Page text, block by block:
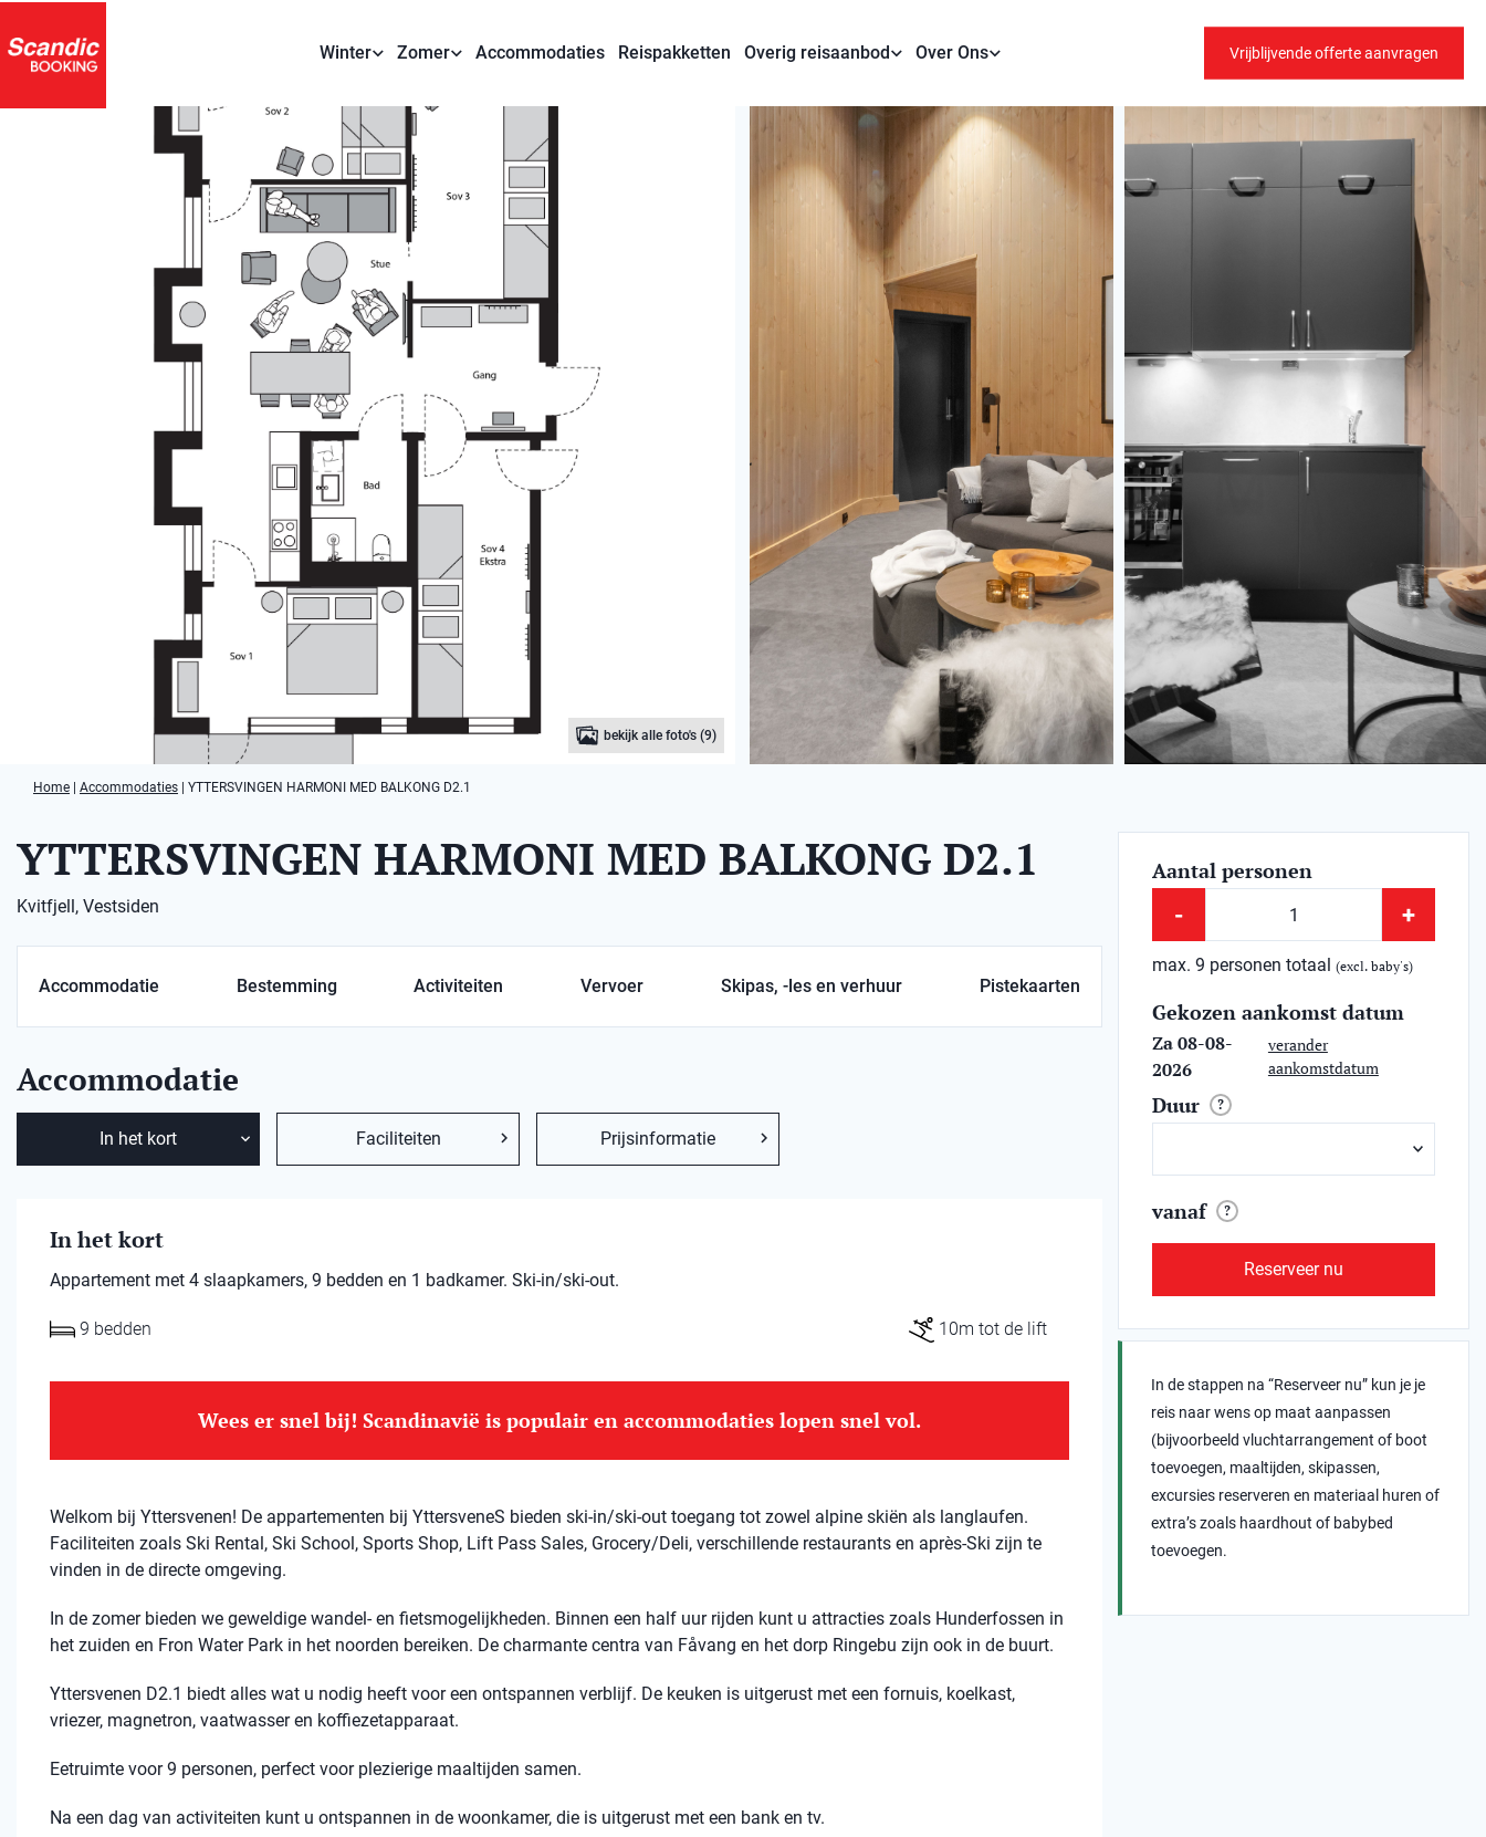
Winter Zomer Accommodaties Reispakketten Overig reisaanbod Over Ons Vrijblijvende offerte aanvragen
bekijk alle foto's (9)
Home Accommodaties YTTERSVINGEN HARMONI MED BALKONG D2.1
YTTERSVINGEN HARMONI MED BALKONG D2.1
Kvitfjell, Vestsiden
Accommodatie Bestemming Activiteiten Vervoer Skipas, -les en verhuur Pistekaarten
Accommodatie
In het kort Faciliteiten Prijsinformatie
In het kort
Appartement met 4 slaapkamers, 9 bedden en 1 badkamer. Ski-in/ski-out.
9 bedden 10m tot de lift
Wees er snel bij! Scandinavië is populair en accommodaties lopen snel vol.
Welkom bij Yttersvenen! De appartementen bij YttersveneS bieden ski-in/ski-out toegang tot zowel alpine skiën als langlaufen.
Faciliteiten zoals Ski Rental, Ski School, Sports Shop, Lift Pass Sales, Grocery/Deli, verschillende restaurants en après-Ski zijn te
vinden in de directe omgeving.
In de zomer bieden we geweldige wandel- en fietsmogelijkheden. Binnen een half uur rijden kunt u attracties zoals Hunderfossen in
het zuiden en Fron Water Park in het noorden bereiken. De charmante centra van Fåvang en het dorp Ringebu zijn ook in de buurt.
Yttersvenen D2.1 biedt alles wat u nodig heeft voor een ontspannen verblijf. De keuken is uitgerust met een fornuis, koelkast,
vriezer, magnetron, vaatwasser en koffiezetapparaat.
Eetruimte voor 9 personen, perfect voor plezierige maaltijden samen.
Na een dag van activiteiten kunt u ontspannen in de woonkamer, die is uitgerust met een bank en tv.
Aantal personen
- +
max. 9 personen totaal(excl. baby's)
Gekozen aankomst datum
Za 08-08-
2026
verander
aankomstdatum
Duur ?
vanaf ?
Reserveer nu
In de stappen na “Reserveer nu” kun je je
reis naar wens op maat aanpassen
(bijvoorbeeld vluchtarrangement of boot
toevoegen, maaltijden, skipassen,
excursies reserveren en materiaal huren of
extra’s zoals haardhout of babybed
toevoegen.